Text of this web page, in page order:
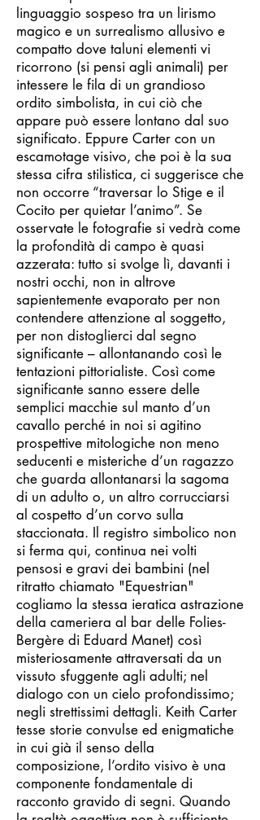
linguaggio sospeso tra un lirismo
magico e un surrealismo allusivo e
compatto dove taluni elementi vi
ricorrono (si pensi agli animali) per
intessere le fila di un grandioso
ordito simbolista, in cui ciò che
appare può essere lontano dal suo
significato. Eppure Carter con un
escamotage visivo, che poi è la sua
stessa cifra stilistica, ci suggerisce che
non occorre “traversar lo Stige e il
Cocito per quietar l’animo”. Se
osservate le fotografie si vedrà come
la profondità di campo è quasi
azzerata: tutto si svolge lì, davanti i
nostri occhi, non in altrove
sapientemente evaporato per non
contendere attenzione al soggetto,
per non distoglierci dal segno
significante – allontanando così le
tentazioni pittorialiste. Così come
significante sanno essere delle
semplici macchie sul manto d’un
cavallo perché in noi si agitino
prospettive mitologiche non meno
seducenti e misteriche d’un ragazzo
che guarda allontanarsi la sagoma
di un adulto o, un altro corrucciarsi
al cospetto d’un corvo sulla
staccionata. Il registro simbolico non
si ferma qui, continua nei volti
pensosi e gravi dei bambini (nel
ritratto chiamato "Equestrian"
cogliamo la stessa ieratica astrazione
della cameriera al bar delle Folies-
Bergère di Eduard Manet) così
misteriosamente attraversati da un
vissuto sfuggente agli adulti; nel
dialogo con un cielo profondissimo;
negli strettissimi dettagli. Keith Carter
tesse storie convulse ed enigmatiche
in cui già il senso della
composizione, l’ordito visivo è una
componente fondamentale di
racconto gravido di segni. Quando